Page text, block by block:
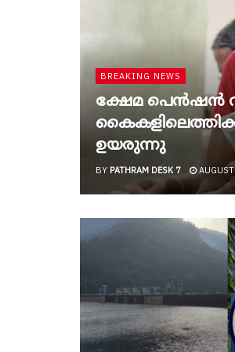
BREAKING NEWS
ക്ഷേമ പെൻഷൻ
ഉയരുന്നു
BY PATHRAM DESK 7